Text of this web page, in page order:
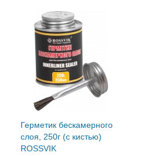
Герметик бескамерного
слоя, 250г (с кистью)
ROSSVIK